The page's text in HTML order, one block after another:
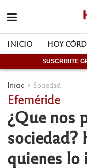
INICIO HOY
SUSCRIBITE
Inicio Sociedad
Efeméride
¿Que nos
sociedad?
quienes lo